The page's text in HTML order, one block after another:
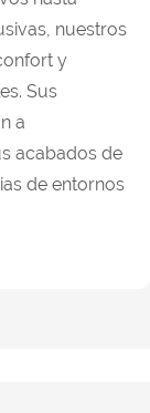
nuestros
y
Sus
a
acabados de
de entornos